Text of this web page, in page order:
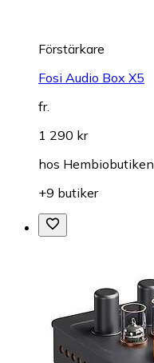
Förstärkare
Fosi Audio Box X5
fr.
1 290 kr
hos Hembiobutiken
+9 butiker